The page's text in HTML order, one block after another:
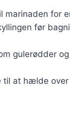
for
før
gulerødder
at hælde over